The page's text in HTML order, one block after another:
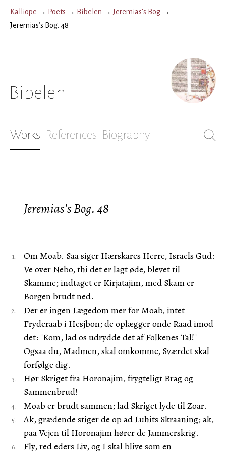
Kalliope → Poets → Bibelen →Jeremias’s Bog →
Jeremias’s Bog. 48
Bibelen
Works References Biography
Jeremias’s Bog. 48
Om Moab. Saa siger Hærskares Herre, Israels Gud:
Ve over Nebo, thi det er lagt øde, blevet til
Skamme; indtaget er Kirjatajim, med Skam er
Borgen brudt ned.
Der er ingen Lægedom mer for Moab, intet
Fryderaab i Hesjbon; de oplægger onde Raad imod
det: "Kom, lad os udrydde det af Folkenes Tal!"
Ogsaa du, Madmen, skal omkomme, Sværdet skal
forfølge dig.
Hør Skriget fra Horonajim, frygteligt Brag og
Sammenbrud!
Moab er brudt sammen; lad Skriget lyde til Zoar.
Ak, grædende stiger de op ad Luhits Skraaning; ak,
paa Vejen til Horonajim hører de Jammerskrig.
Fly, red eders Liv, og I skal blive som en